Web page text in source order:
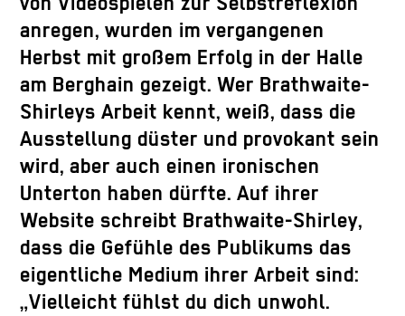
anregen, wurden im vergangenen
Herbst mit großem Erfolg in der Halle
am Berghain gezeigt. Wer Brathwaite-
Shirleys Arbeit kennt, weiß, dass die
Ausstellung düster und provokant sein
wird, aber auch einen ironischen
Unterton haben dürfte. Auf ihrer
Website schreibt Brathwaite-Shirley,
dass die Gefühle des Publikums das
eigentliche Medium ihrer Arbeit sind:
„Vielleicht fühlst du dich unwohl.